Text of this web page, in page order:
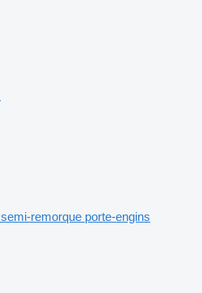
semi-remorque porte-engins